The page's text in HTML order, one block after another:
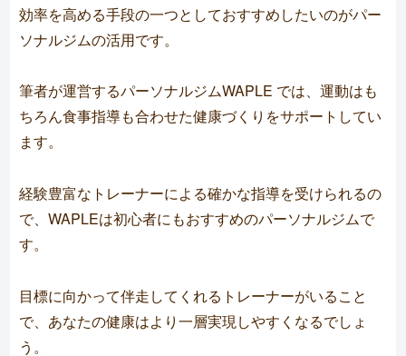
効率を高める手段の一つとしておすすめしたいのがパー
ソナルジムの活用です。
筆者が運営するパーソナルジムWAPLE では、運動はも
ちろん食事指導も合わせた健康づくりをサポートしてい
ます。
経験豊富なトレーナーによる確かな指導を受けられるの
で、WAPLEは初心者にもおすすめのパーソナルジムで
す。
目標に向かって伴走してくれるトレーナーがいること
で、あなたの健康はより一層実現しやすくなるでしょ
う。